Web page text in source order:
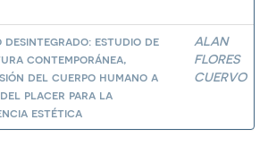
desintegrado: estudio de
contemporánea,
del cuerpo humano a
placer para la
estética
ALAN
FLORES
CUERVO